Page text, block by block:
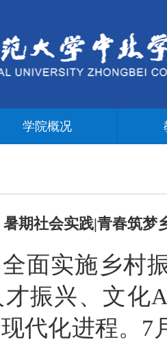
学院概况
暑期社会实践|青春筑梦
面实施乡村
振兴、文化
代化进程。7